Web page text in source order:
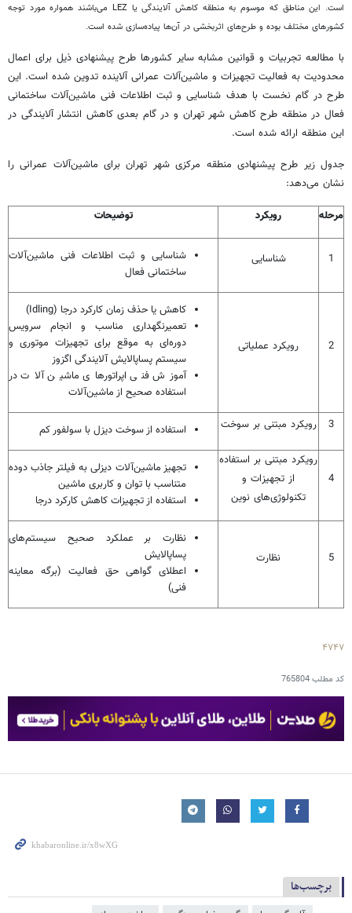
است. این مناطق که موسوم به منطقه کاهش آلایندگی یا LEZ می‌باشند همواره مورد توجه
کشورهای مختلف بوده و طرح‌های اثربخشی در آن‌ها پیاده‌سازی شده است.
با مطالعه تجربیات و قوانین مشابه سایر کشورها طرح پیشنهادی ذیل برای اعمال
محدودیت به فعالیت تجهیزات و ماشین‌آلات عمرانی آلاینده تدوین شده است. این
طرح در گام نخست با هدف شناسایی و ثبت اطلاعات فنی ماشین‌آلات ساختمانی
فعال در منطقه طرح کاهش شهر تهران و در گام بعدی کاهش انتشار آلایندگی در
این منطقه ارائه شده است.
جدول زیر طرح پیشنهادی منطقه مرکزی شهر تهران برای ماشین‌آلات عمرانی را
نشان می‌دهد:
مرحله رویکرد توضیحات
1 شناسایی
شناسایی و ثبت اطلاعات فنی ماشین‌آلات
ساختمانی فعال
2 رویکرد عملیاتی
کاهش یا حذف زمان کارکرد درجا (Idling)
تعمیرنگهداری مناسب و انجام سرویس
دوره‌ای به موقع برای تجهیزات موتوری و
سیستم پساپالایش آلایندگی اگزوز
آموزش فنی اپراتورهای ماشین آلات در
استفاده صحیح از ماشین‌آلات
3 رویکرد مبتنی بر سوخت استفاده از سوخت دیزل با سولفور کم
4
رویکرد مبتنی بر استفاده
از تجهیزات و
تکنولوژی‌های نوین
تجهیز ماشین‌آلات دیزلی به فیلتر جاذب دوده
متناسب با توان و کاربری ماشین
استفاده از تجهیزات کاهش کارکرد درجا
5 نظارت
نظارت بر عملکرد صحیح سیستم‌های
پساپالایش
اعطلای گواهی حق فعالیت (برگه معاینه
فنی)
۴۷۴۷
کد مطلب765804
برچسب‌ها